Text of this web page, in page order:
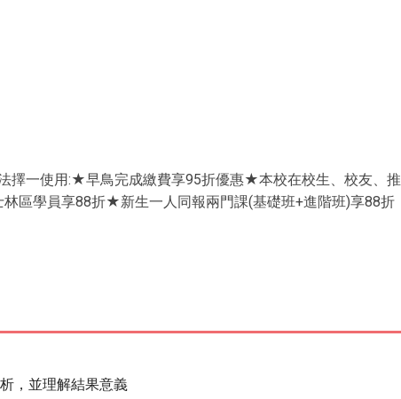
擇一使用:★早鳥完成繳費享95折優惠★本校在校生、校友、
區學員享88折★新生一人同報兩門課(基礎班+進階班)享88折
，並理解結果意義